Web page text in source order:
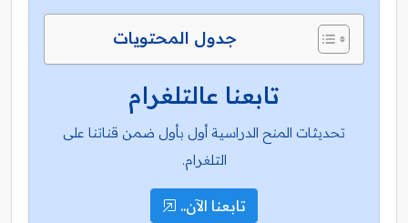
جدول المحتويات
تابعنا عالتلغرام
تحديثات المنح الدراسية أول بأول ضمن قناتنا على
التلغرام.
تابعنا الآن..